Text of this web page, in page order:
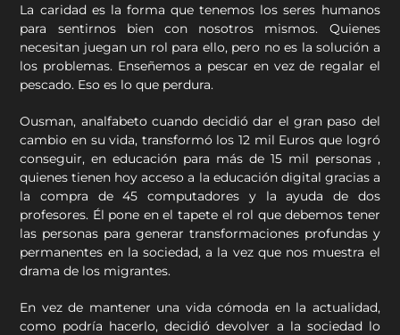
La caridad es la forma que tenemos los seres humanos
para sentirnos bien con nosotros mismos. Quienes
necesitan juegan un rol para ello, pero no es la solución a
los problemas. Enseñemos a pescar en vez de regalar el
pescado. Eso es lo que perdura.
Ousman, analfabeto cuando decidió dar el gran paso del
cambio en su vida, transformó los 12 mil Euros que logró
conseguir, en educación para más de 15 mil personas ,
quienes tienen hoy acceso a la educación digital gracias a
la compra de 45 computadores y la ayuda de dos
profesores. Él pone en el tapete el rol que debemos tener
las personas para generar transformaciones profundas y
permanentes en la sociedad, a la vez que nos muestra el
drama de los migrantes.
En vez de mantener una vida cómoda en la actualidad,
como podría hacerlo, decidió devolver a la sociedad lo